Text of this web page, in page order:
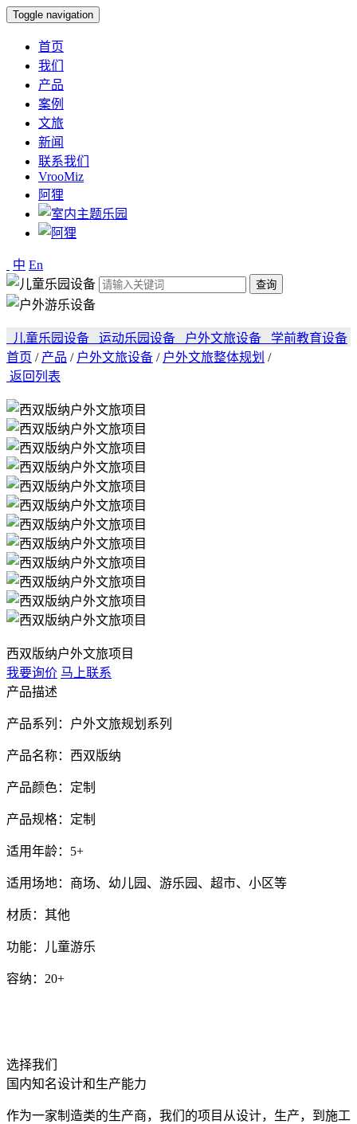
Toggle navigation
首页
我们
产品
案例
文旅
新闻
联系我们
VrooMiz
阿狸
中 En
查询
儿童乐园设备 运动乐园设备 户外文旅设备
学前教育设备
首页 / 产品 / 户外文旅设备 / 户外文旅整体规划 /
返回列表
西双版纳户外文旅项目
我要询价 马上联系
产品描述
产品系列：户外文旅规划系列
产品名称：西双版纳
产品颜色：定制
产品规格：定制
适用年龄：5+
适用场地：商场、幼儿园、游乐园、超市、小区等
材质：其他
功能：儿童游乐
容纳：20+
选择我们
国内知名设计和生产能力
作为一家制造类的生产商，我们的项目从设计，生产，到施工